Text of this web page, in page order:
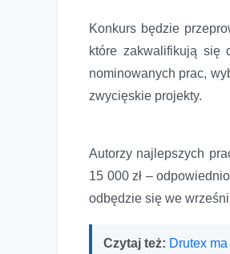
Konkurs będzie
które zakwalifikują się
nominowanych prac,
zwycięskie projekty.
Autorzy najlepszych
15 000 zł –
odbędzie się we
Czytaj też: Drutex